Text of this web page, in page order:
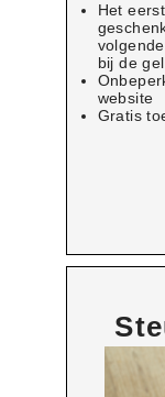
Het
bij de
website
Gratis